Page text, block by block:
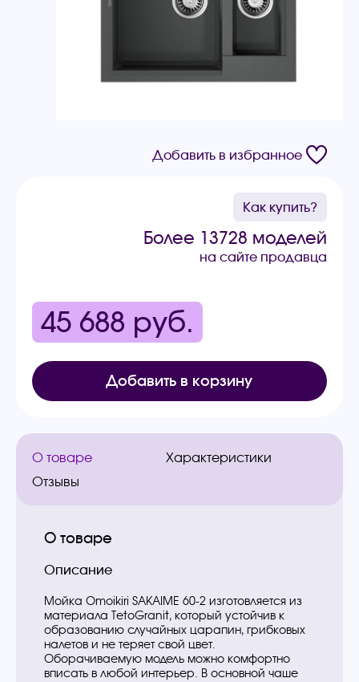
Добавить в избранное
Как купить?
Более 13728 моделей
на сайте продавца
45 688 руб.
Добавить в корзину
О товаре
Характеристики
Отзывы
О товаре
Описание
Мойка Omoikiri SAKAIME 60-2 изготовляется из
материала TetoGranit, который устойчив к
образованию случайных царапин, грибковых
налетов и не теряет свой цвет.
Оборачиваемую модель можно комфортно
вписать в любой интерьер. В основной чаше